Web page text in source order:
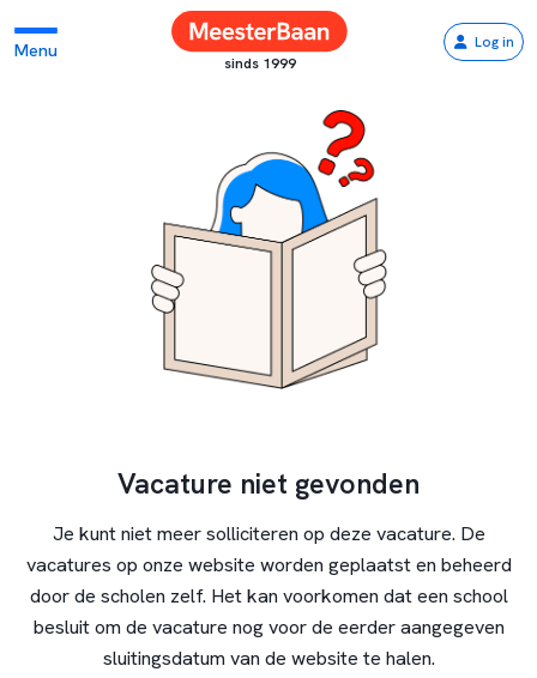
Menu
sinds 1999
Log in
Vacature niet gevonden
Je kunt niet meer solliciteren op deze vacature. De
vacatures op onze website worden geplaatst en beheerd
door de scholen zelf. Het kan voorkomen dat een school
besluit om de vacature nog voor de eerder aangegeven
sluitingsdatum van de website te halen.